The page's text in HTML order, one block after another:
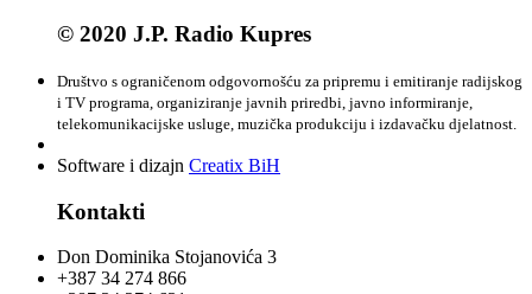
© 2020 J.P. Radio Kupres
Društvo s ograničenom odgovornošću za pripremu i emitiranje radijskog
i TV programa, organiziranje javnih priredbi, javno informiranje,
telekomunikacijske usluge, muzička produkciju i izdavačku djelatnost.
Software i dizajn Creatix BiH
Kontakti
Don Dominika Stojanovića 3
+387 34 274 866